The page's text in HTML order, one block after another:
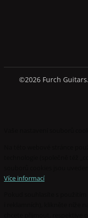
©2026 Furch
Více informací